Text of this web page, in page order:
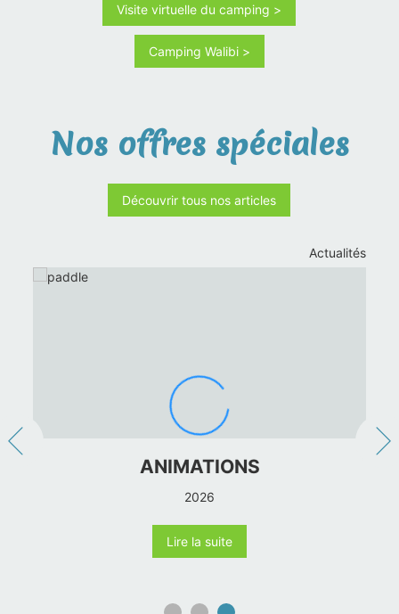
Visite virtuelle du camping >
Camping Walibi >
Nos offres spéciales
Découvrir tous nos articles
Offre spéciale
7=6 ou 14=11
2026
Plus d’infos